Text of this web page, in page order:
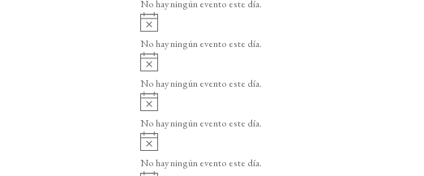
i
o
No hay ningún evento este día.
A
v
i
o
No hay ningún evento este día.
v
i
o
No hay ningún evento este día.
v
i
o
No hay ningún evento este día.
v
i
No hay ningún evento este día.